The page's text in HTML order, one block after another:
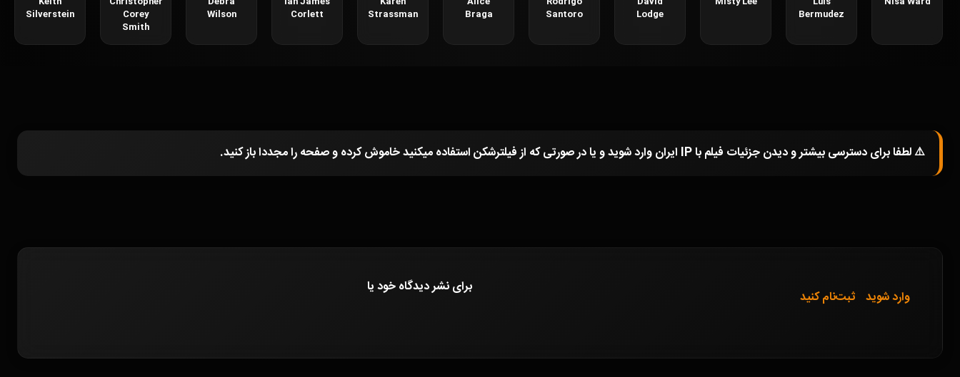
Silverstein
Corey
Smith
Wilson
Corlett
Strassman
Braga
Santoro
Lodge
Bermudez
⚠️ لطفا برای دسترسی بیشتر و دیدن جزئیات فیلم با IP ایران وارد شوید و یا در صورتی که از فیلترشکن استفاده میکنید خاموش کرده و صفحه را مجددا باز کنید.
برای نشر دیدگاه خود
وارد شوید
یا
ثبت‌نام کنید